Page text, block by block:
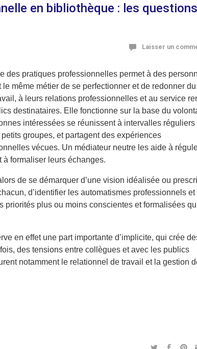
en bibliothèque : les questions
Laisser un
des pratiques professionnelles permet à des
le même métier de se perfectionner et de redonner
à leurs relations professionnelles et au service
destinataires. Elle fonctionne sur la base du
intéressées se réunissent à intervalles réguliers
petits groupes, et partagent des expériences
vécues. Un médiateur neutre les aide à
à formaliser leurs échanges.
alors de se démarquer d’une vision idéalisée ou
d’identifier les automatismes professionnels et
plus ou moins conscientes et formalisées
en effet une part importante d’implicite, qui crée
des tensions entre collègues et avec les publics
notamment le relationnel de travail et la gestion